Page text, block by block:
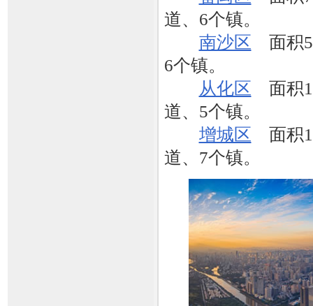
道、6个镇。
南沙区 面积
6个镇。
从化区 面积
道、5个镇。
增城区 面积
道、7个镇。